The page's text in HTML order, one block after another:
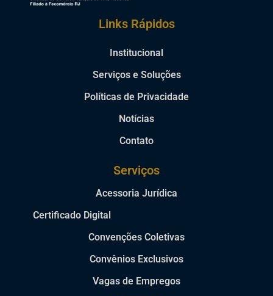
Links Rápidos
Institucional
Serviços e Soluções
Políticas de Privacidade
Notícias
Contato
Serviços
Acessoria Jurídica
Certificado Digital
Convenções Coletivas
Convênios Exclusivos
Vagas de Empregos